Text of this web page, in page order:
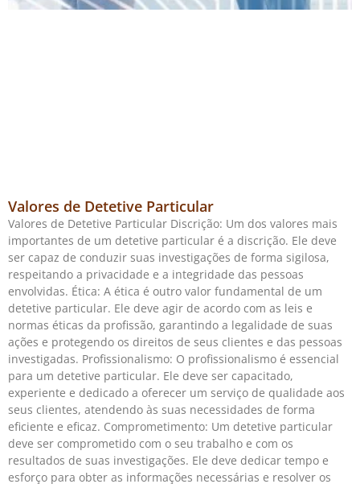
Valores de Detetive Particular
Valores de Detetive Particular Discrição: Um dos valores mais
importantes de um detetive particular é a discrição. Ele deve
ser capaz de conduzir suas investigações de forma sigilosa,
respeitando a privacidade e a integridade das pessoas
envolvidas. Ética: A ética é outro valor fundamental de um
detetive particular. Ele deve agir de acordo com as leis e
normas éticas da profissão, garantindo a legalidade de suas
ações e protegendo os direitos de seus clientes e das pessoas
investigadas. Profissionalismo: O profissionalismo é essencial
para um detetive particular. Ele deve ser capacitado,
experiente e dedicado a oferecer um serviço de qualidade aos
seus clientes, atendendo às suas necessidades de forma
eficiente e eficaz. Comprometimento: Um detetive particular
deve ser comprometido com o seu trabalho e com os
resultados de suas investigações. Ele deve dedicar tempo e
esforço para obter as informações necessárias e resolver os